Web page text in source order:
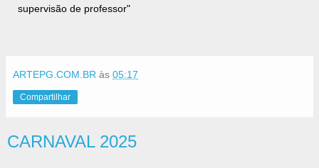
supervisão de professor"
ARTEPG.COM.BR às 05:17
Compartilhar
CARNAVAL 2025